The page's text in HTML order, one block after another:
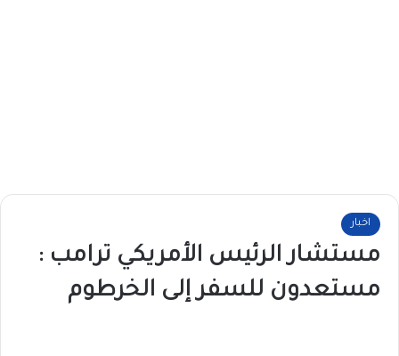
اخبار
مستشار الرئيس الأمريكي ترامب :
مستعدون للسفر إلى الخرطوم